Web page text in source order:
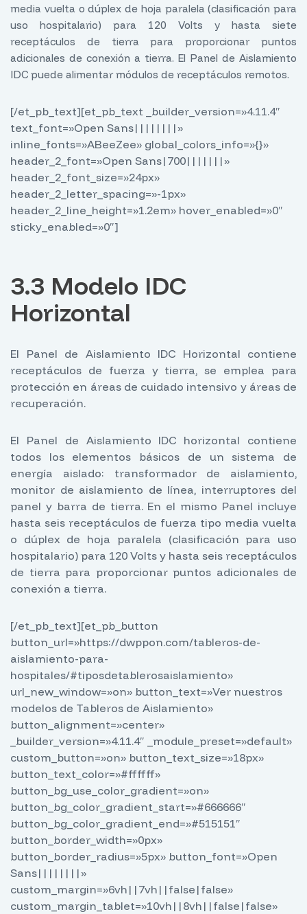
media vuelta o dúplex de hoja paralela (clasificación para
uso hospitalario) para 120 Volts y hasta siete
receptáculos de tierra para proporcionar puntos
adicionales de conexión a tierra. El Panel de Aislamiento
IDC puede alimentar módulos de receptáculos remotos.
[/et_pb_text][et_pb_text _builder_version=»4.11.4″
text_font=»Open Sans||||||||»
inline_fonts=»ABeeZee» global_colors_info=»{}»
header_2_font=»Open Sans|700|||||||»
header_2_font_size=»24px»
header_2_letter_spacing=»-1px»
header_2_line_height=»1.2em» hover_enabled=»0″
sticky_enabled=»0″]
3.3 Modelo IDC
Horizontal
El Panel de Aislamiento IDC Horizontal contiene
receptáculos de fuerza y tierra, se emplea para
protección en áreas de cuidado intensivo y áreas de
recuperación.
El Panel de Aislamiento IDC horizontal contiene
todos los elementos básicos de un sistema de
energía aislado: transformador de aislamiento,
monitor de aislamiento de línea, interruptores del
panel y barra de tierra. En el mismo Panel incluye
hasta seis receptáculos de fuerza tipo media vuelta
o dúplex de hoja paralela (clasificación para uso
hospitalario) para 120 Volts y hasta seis receptáculos
de tierra para proporcionar puntos adicionales de
conexión a tierra.
[/et_pb_text][et_pb_button
button_url=»https://dwppon.com/tableros-de-
aislamiento-para-
hospitales/#tiposdetablerosaislamiento»
url_new_window=»on» button_text=»Ver nuestros
modelos de Tableros de Aislamiento»
button_alignment=»center»
_builder_version=»4.11.4″ _module_preset=»default»
custom_button=»on» button_text_size=»18px»
button_text_color=»#ffffff»
button_bg_use_color_gradient=»on»
button_bg_color_gradient_start=»#666666″
button_bg_color_gradient_end=»#515151″
button_border_width=»0px»
button_border_radius=»5px» button_font=»Open
Sans||||||||»
custom_margin=»6vh||7vh||false|false»
custom_margin_tablet=»10vh||8vh||false|false»